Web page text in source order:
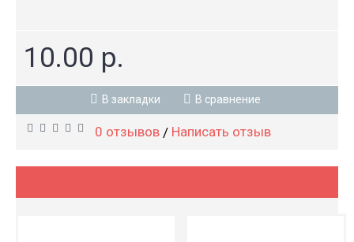
10.00 р.
В закладки В сравнение
0 отзывов / Написать отзыв